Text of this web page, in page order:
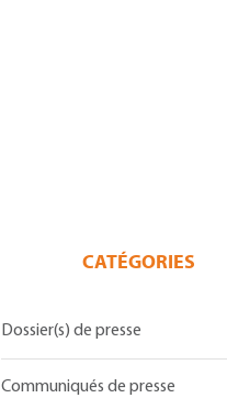
CATÉGORIES
Dossier(s) de presse
Communiqués de presse